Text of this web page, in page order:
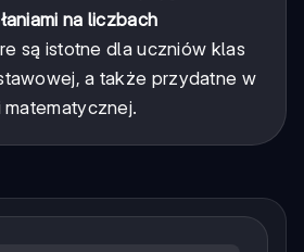
na liczbach
są istotne dla uczniów klas
a także przydatne w